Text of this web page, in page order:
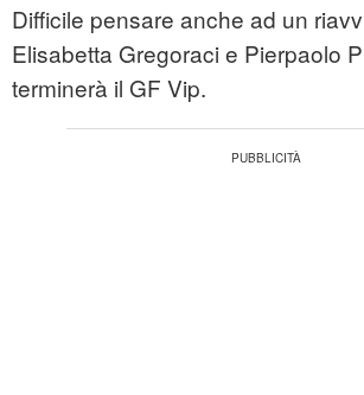
Difficile pensare anche ad un
Elisabetta Gregoraci e Pierpaolo
terminerà il GF Vip.